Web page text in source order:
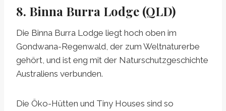
8. Binna Burra Lodge (QLD)
Die Binna Burra Lodge liegt hoch oben im
Gondwana-Regenwald, der zum Weltnaturerbe
gehört, und ist eng mit der Naturschutzgeschichte
Australiens verbunden.
Die Öko-Hütten und Tiny Houses sind so